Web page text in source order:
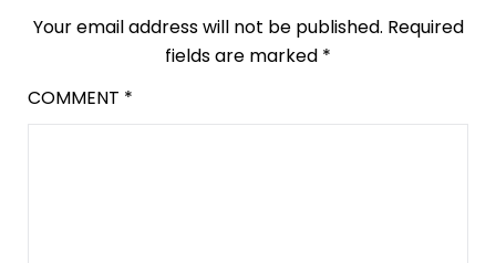
Your email address will not be published. Required
fields are marked *
COMMENT *